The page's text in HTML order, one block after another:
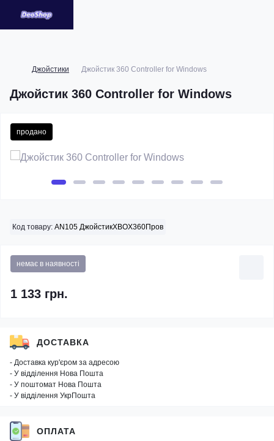
Джойстики Джойстик 360 Controller for Windows
Джойстик 360 Controller for Windows
продано
Код товару: AN105 ДжойстикXBOX360Пров
немає в наявності
1 133 грн.
ДОСТАВКА
- Доставка кур'єром за адресою
- У відділення Нова Пошта
- У поштомат Нова Пошта
- У відділення УкрПошта
ОПЛАТА